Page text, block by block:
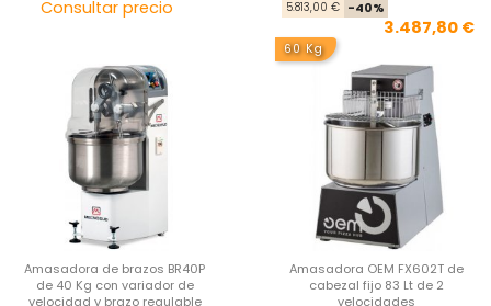
Consultar precio 5.813,00 € -40%
3.487,80 €
Amasadora de brazos BR40P
de 40 Kg con variador de
velocidad y brazo regulable
60 Kg
Amasadora OEM FX602T de
cabezal fijo 83 Lt de 2
velocidades